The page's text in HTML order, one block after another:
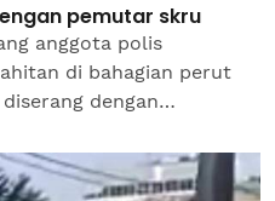
pemutar skru
anggota polis
di bahagian perut
dengan